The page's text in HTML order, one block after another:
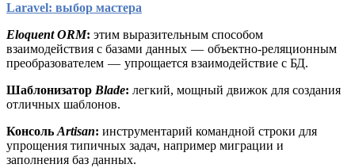
Laravel: выбор мастера
Eloquent ORM: этим выразительным способом
взаимодействия с базами данных — объектно-реляционным
преобразователем — упрощается взаимодействие с БД.
Шаблонизатор Blade: легкий, мощный движок для создания
отличных шаблонов.
Консоль Artisan: инструментарий командной строки для
упрощения типичных задач, например миграции и
заполнения баз данных.